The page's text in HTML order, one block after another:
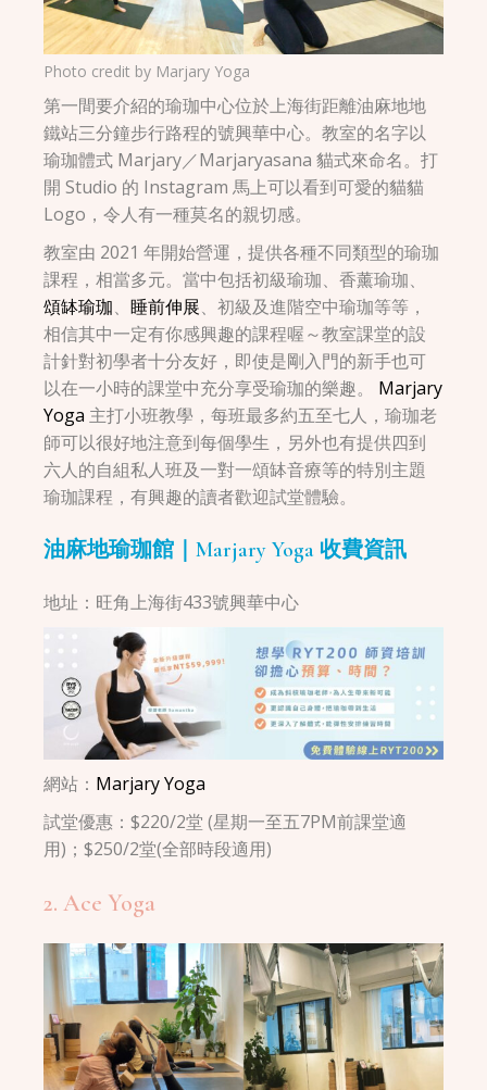
Photo credit by Marjary Yoga
第一間要介紹的瑜珈中心位於上海街距離油麻地地
鐵站三分鐘步行路程的號興華中心。教室的名字以
瑜珈體式 Marjary／Marjaryasana 貓式來命名。打
開 Studio 的 Instagram 馬上可以看到可愛的貓貓
Logo，令人有一種莫名的親切感。
教室由 2021 年開始營運，提供各種不同類型的瑜珈
課程，相當多元。當中包括初級瑜珈、香薰瑜珈、
頌缽瑜珈、睡前伸展、初級及進階空中瑜珈等等，
相信其中一定有你感興趣的課程喔～教室課堂的設
計針對初學者十分友好，即使是剛入門的新手也可
以在一小時的課堂中充分享受瑜珈的樂趣。
Marjary
Yoga 主打小班教學，每班最多約五至七人，瑜珈老
師可以很好地注意到每個學生，另外也有提供四到
六人的自組私人班及一對一頌缽音療等的特別主題
瑜珈課程，有興趣的讀者歡迎試堂體驗。
油麻地瑜珈館｜Marjary Yoga 收費資訊
地址：旺角上海街433號興華中心
網站： Marjary Yoga
試堂優惠：$220/2堂 (星期一至五7PM前課堂適
用)；$250/2堂(全部時段適用)
2. Ace Yoga